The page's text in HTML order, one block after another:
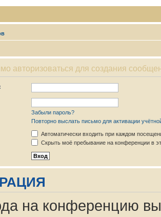
авторизоваться для создания
Забыли пароль?
Повторно выслать письмо для активации
Автоматически входить при каждом
Скрыть моё пребывание на конференции в
на конференцию